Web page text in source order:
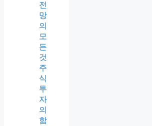
전
망
의
모
든
것
주
식
투
자
의
함